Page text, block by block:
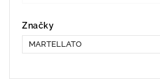
Značky
MARTELLATO